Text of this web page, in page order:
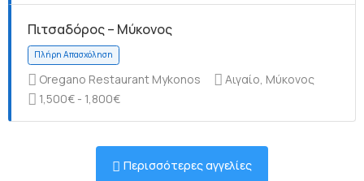
Πλήρη Απασχόληση
Πιτσαδόρος – Μύκονος
Oregano Restaurant Mykonos
Αιγαίο, Μύκονος
1,500€ - 1,800€
Περισσότερες αγγελίες